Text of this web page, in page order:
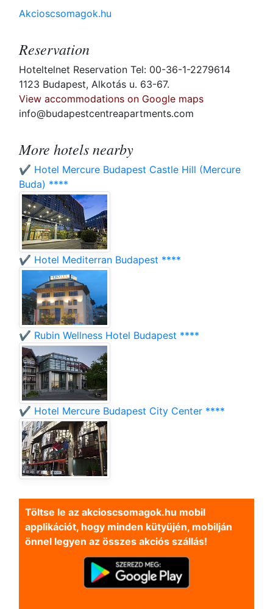
Akcioscsomagok.hu
Reservation
Hoteltelnet Reservation Tel: 00-36-1-2279614
1123 Budapest, Alkotás u. 63-67.
View accommodations on Google maps
info@budapestcentreapartments.com
More hotels nearby
✔️ Hotel Mercure Budapest Castle Hill (Mercure
Buda) ****
✔️ Hotel Mediterran Budapest ****
✔️ Rubin Wellness Hotel Budapest ****
✔️ Hotel Mercure Budapest City Center ****
Töltse le az akcioscsomagok.hu mobil
applikációt, hogy minden kütyüjén, mobilján
önnel legyen az összes akciós szállás!